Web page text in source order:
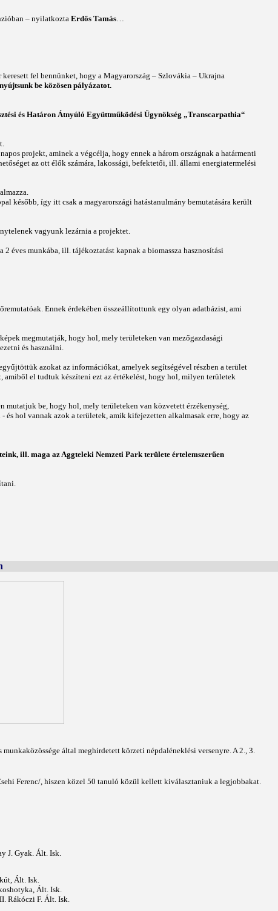
– nyilatkozta Erdős Tamás
fel bennünket, hogy a Magyarország – Szlovákia – Ukrajna
be közösen pályázatot.
és Határon Átnyúló Együttműködési Ügynökség „Transcarpathia“
projekt, aminek a végcélja, hogy ennek a három országnak a határmenti
az ott élők számára, lakossági, befektetői, ill. állami energiatermelési
később, így itt csak a magyarországi hatástanulmány bemutatására került
vagyunk lezárnia a projektet.
éves munkába, ill. tájékoztatást kapnak a biomassza hasznosítási
Ennek érdekében összeállítottunk egy olyan adatbázist, ami
megmutatják, hogy hol, mely területeken van mezőgazdasági
és használni.
azokat az információkat, amelyek segítségével részben a terület
amiből el tudtuk készíteni ezt az értékelést, hogy hol, milyen területek
mutatjuk be, hogy hol, mely területeken van közvetett érzékenység,
hol vannak azok a területek, amik kifejezetten alkalmasak erre, hogy az
ill. maga az Aggteleki Nemzeti Park területe értelemszerűen
által meghirdetett körzeti népdaléneklési versenyre. A 2., 3.
Ferenc/, hiszen közel 50 tanuló közül kellett kiválasztaniuk a legjobbakat.
J. Gyak. Ált. Isk.
Ált. Isk.
Ált. Isk.
Rákóczi F. Ált. Isk.